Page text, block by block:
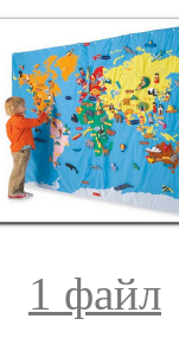
1 файл